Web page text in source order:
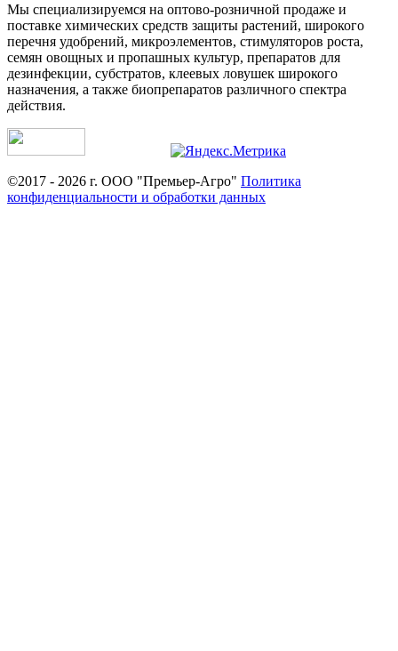
Мы специализируемся на оптово-розничной продаже и
поставке химических средств защиты растений, широкого
перечня удобрений, микроэлементов, стимуляторов роста,
семян овощных и пропашных культур, препаратов для
дезинфекции, субстратов, клеевых ловушек широкого
назначения, а также биопрепаратов различного спектра
действия.
©2017 - 2026 г. ООО "Премьер-Агро" Политика
конфиденциальности и обработки данных